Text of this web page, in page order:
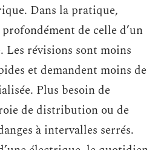
Dans la pratique,
de celle d’un
révisions sont moins
et demandent moins de
Plus besoin de
de distribution ou de
à intervalles serrés.